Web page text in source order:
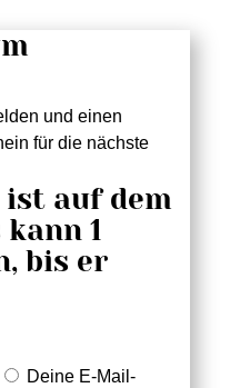
und einen
für die nächste
ist auf dem
1
bis er
Deine E-Mail-